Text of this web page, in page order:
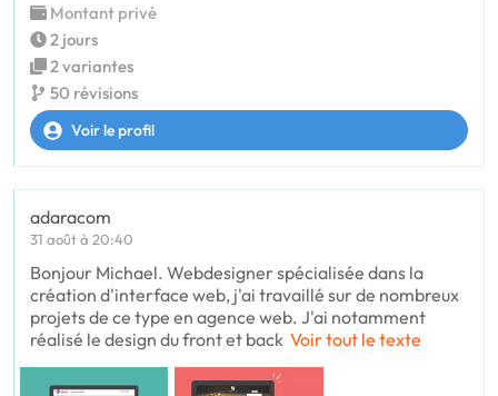
Montant privé
2 jours
2 variantes
50 révisions
Voir le profil
adaracom
31 août à 20:40
Bonjour Michael. Webdesigner spécialisée dans la
création d'interface web, j'ai travaillé sur de nombreux
projets de ce type en agence web. J'ai notamment
réalisé le design du front et back Voir tout le texte